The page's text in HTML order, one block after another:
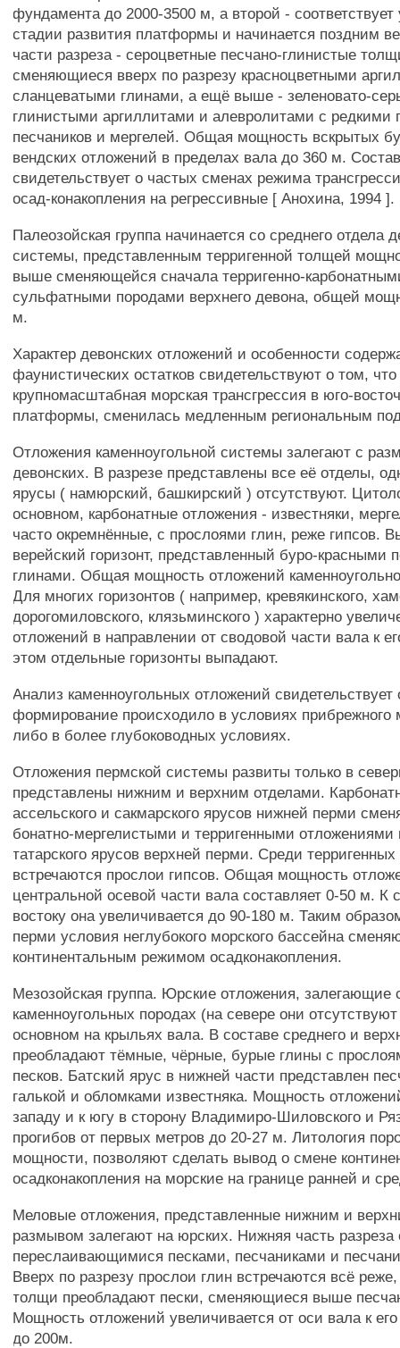
фундамента до 2000-3500 м, а второй -
стадии развития платформы и начинается поздним
части разреза - сероцветные песчано-глинистые
сменяющиеся вверх по разрезу красноцветными
сланцеватыми глинами, а ещё выше - зеленовато-
глинистыми аргиллитами и алевролитами с редкими
песчаников и мергелей. Общая мощность вскрытых
вендских отложений в пределах вала до 360 м.
свидетельствует о частых сменах режима
осад-конакопления на регрессивные [ Анохина, 1994 ].
Палеозойская группа начинается со среднего отдела
системы, представленным терригенной толщей
выше сменяющейся сначала терригенно-
сульфатными породами верхнего девона, общей
м.
Характер девонских отложений и особенности
фаунистических остатков свидетельствуют о том, что
крупномасштабная морская трансгрессия в юго-
платформы, сменилась медленным региональным
Отложения каменноугольной системы залегают с
девонских. В разрезе представлены все её отделы,
ярусы ( намюрский, башкирский ) отсутствуют.
основном, карбонатные отложения - известняки,
часто окремнённые, с прослоями глин, реже гипсов.
верейский горизонт, представленный буро-красными
глинами. Общая мощность отложений
Для многих горизонтов ( например, кревякинского,
дорогомиловского, клязьминского ) характерно
отложений в направлении от сводовой части вала к
этом отдельные горизонты выпадают.
Анализ каменноугольных отложений
формирование происходило в условиях прибрежного
либо в более глубоководных условиях.
Отложения пермской системы развиты только в
представлены нижним и верхним отделами.
ассельского и сакмарского ярусов нижней перми
бонатно-мергелистыми и терригенными отложениями
татарского ярусов верхней перми. Среди
встречаются прослои гипсов. Общая мощность
центральной осевой части вала составляет 0-50 м. К
востоку она увеличивается до 90-180 м. Таким
перми условия неглубокого морского бассейна
континентальным режимом осадконакопления.
Мезозойская группа. Юрские отложения, залегающие
каменноугольных породах (на севере они
основном на крыльях вала. В составе среднего и
преобладают тёмные, чёрные, бурые глины с
песков. Батский ярус в нижней части представлен
галькой и обломками известняка. Мощность
западу и к югу в сторону Владимиро-Шиловского и
прогибов от первых метров до 20-27 м. Литология
мощности, позволяют сделать вывод о смене
осадконакопления на морские на границе ранней и
Меловые отложения, представленные нижним и
размывом залегают на юрских. Нижняя часть разреза
переслаивающимися песками, песчаниками и
Вверх по разрезу прослои глин встречаются всё
толщи преобладают пески, сменяющиеся выше
Мощность отложений увеличивается от оси вала к
до 200м.